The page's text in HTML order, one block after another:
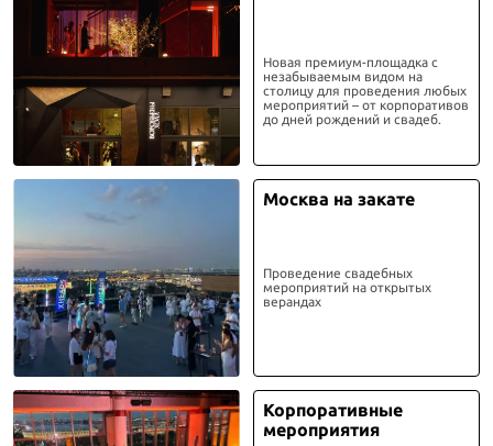
Новая премиум-площадка с
незабываемым видом на
столицу для проведения любых
мероприятий – от корпоративов
до дней рождений и свадеб.
Москва на закате
Проведение свадебных
мероприятий на открытых
верандах
Корпоративные
мероприятия